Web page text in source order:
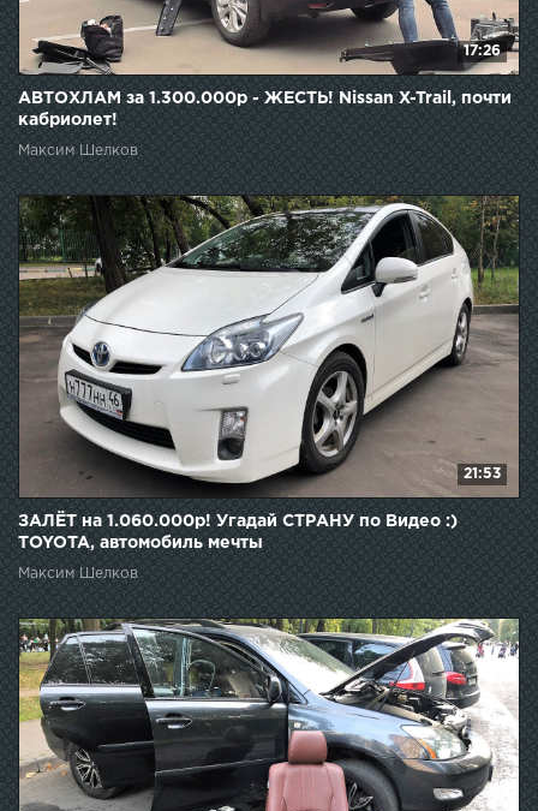
17:26
АВТОХЛАМ за 1.300.000р - ЖЕСТЬ! Nissan X-Trail, почти
кабриолет!
Максим Шелков
21:53
ЗАЛЁТ на 1.060.000р! Угадай СТРАНУ по Видео :)
TOYOTA, автомобиль мечты
Максим Шелков